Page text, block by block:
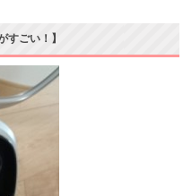
すごい！】